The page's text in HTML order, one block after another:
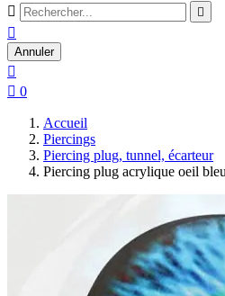
 

Annuler

 0
Accueil
Piercings
Piercing plug, tunnel, écarteur
Piercing plug acrylique oeil bleu